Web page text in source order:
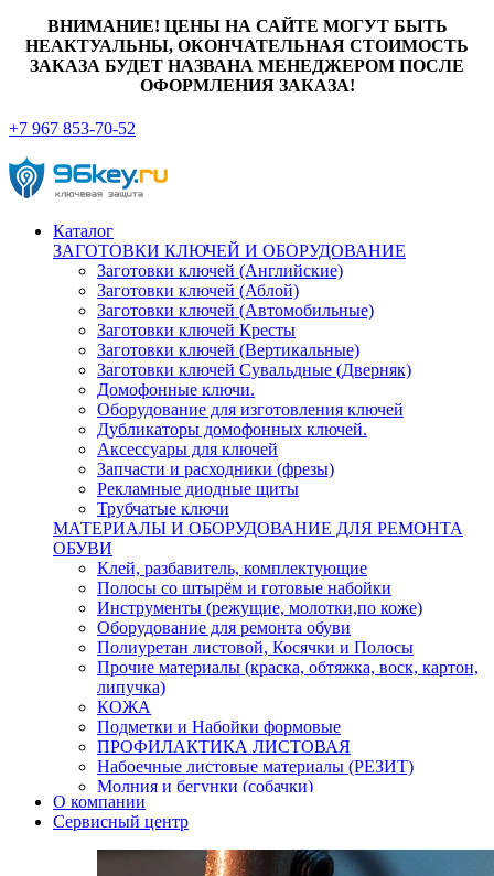
ВНИМАНИЕ! ЦЕНЫ НА САЙТЕ МОГУТ БЫТЬ
НЕАКТУАЛЬНЫ, ОКОНЧАТЕЛЬНАЯ СТОИМОСТЬ
ЗАКАЗА БУДЕТ НАЗВАНА МЕНЕДЖЕРОМ ПОСЛЕ
ОФОРМЛЕНИЯ ЗАКАЗА!
+7 967 853-70-52
Каталог
ЗАГОТОВКИ КЛЮЧЕЙ И ОБОРУДОВАНИЕ
Заготовки ключей (Английские)
Заготовки ключей (Аблой)
Заготовки ключей (Автомобильные)
Заготовки ключей Кресты
Заготовки ключей (Вертикальные)
Заготовки ключей Сувальдные (Дверняк)
Домофонные ключи.
Оборудование для изготовления ключей
Дубликаторы домофонных ключей.
Аксессуары для ключей
Запчасти и расходники (фрезы)
Рекламные диодные щиты
Трубчатые ключи
МАТЕРИАЛЫ И ОБОРУДОВАНИЕ ДЛЯ РЕМОНТА
ОБУВИ
Клей, разбавитель, комплектующие
Полосы со штырём и готовые набойки
Инструменты (режущие, молотки,по коже)
Оборудование для ремонта обуви
Полиуретан листовой, Косячки и Полосы
Прочие материалы (краска, обтяжка, воск, картон,
липучка)
КОЖА
Подметки и Набойки формовые
ПРОФИЛАКТИКА ЛИСТОВАЯ
Набоечные листовые материалы (РЕЗИТ)
Молния и бегунки (собачки)
Нитки,иглы-шило,крючки.
Уход и косметика для обуви
Кнопки (магнитые,кобурные)
Пряжки для ремня
О компании
Сервисный центр